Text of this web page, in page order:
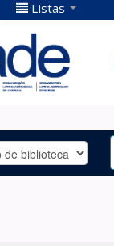
Listas